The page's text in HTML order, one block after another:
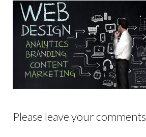
Services
Client
Please leave your comments